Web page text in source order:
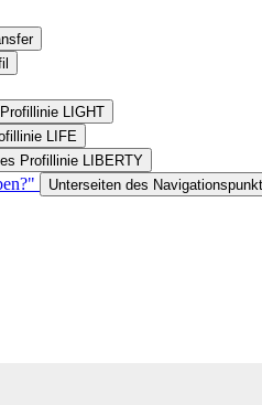
LIGHT
LIFE
Profillinie LIBERTY
Unterseiten des